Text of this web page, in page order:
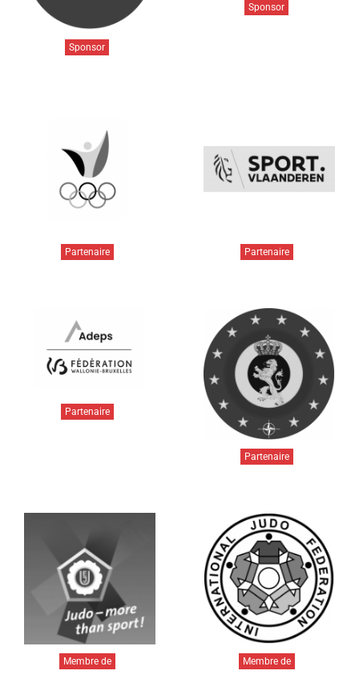
Sponsor
Sponsor
Partenaire Partenaire
Partenaire
Partenaire
Membre de Membre de